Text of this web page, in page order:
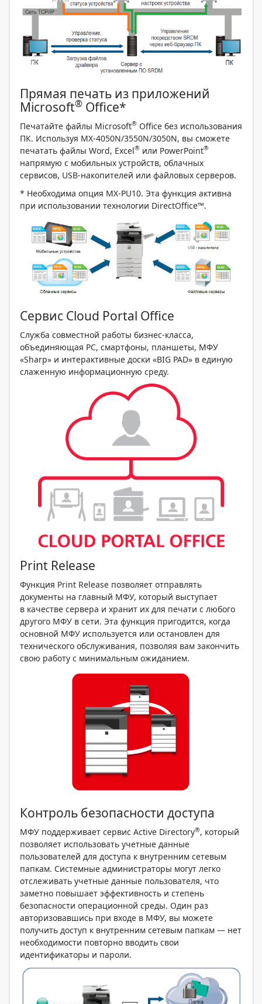
Прямая печать из приложений
Microsoft® Office*
Печатайте файлы Microsoft® Office без использования
ПК. Используя MX-4050N/3550N/3050N, вы сможете
печатать файлы Word, Excel® или PowerPoint®
напрямую с мобильных устройств, облачных
сервисов, USB-накопителей или файловых серверов.
* Необходима опция MX-PU10. Эта функция активна
при использовании технологии DirectOffice™.
Сервис Cloud Portal Office
Служба совместной работы бизнес-класса,
объединяющая PC, смартфоны, планшеты, МФУ
«Sharp» и интерактивные доски «BIG PAD» в единую
слаженную информационную среду.
Print Release
Функция Print Release позволяет отправлять
документы на главный МФУ, который выступает
в качестве сервера и хранит их для печати с любого
другого МФУ в сети. Эта функция пригодится, когда
основной МФУ используется или остановлен для
технического обслуживания, позволяя вам закончить
свою работу с минимальным ожиданием.
Контроль безопасности доступа
МФУ поддерживает сервис Active Directory®, который
позволяет использовать учетные данные
пользователей для доступа к внутренним сетевым
папкам. Системные администраторы могут легко
отслеживать учетные данные пользователя, что
заметно повышает эффективность и степень
безопасности операционной среды. Один раз
авторизовавшись при входе в МФУ, вы можете
получить доступ к внутренним сетевым папкам — нет
необходимости повторно вводить свои
идентификаторы и пароли.